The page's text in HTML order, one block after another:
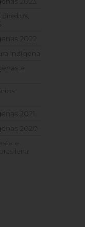
2022
indígena
e
2021
2020
e